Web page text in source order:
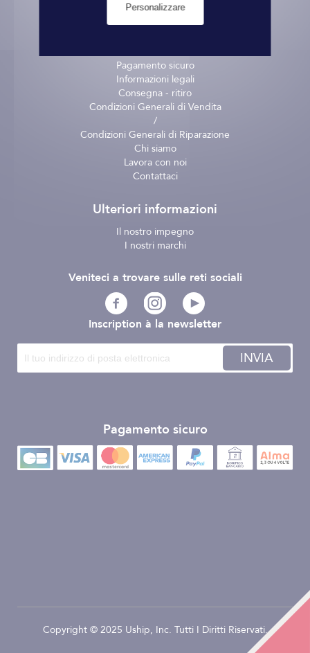
Pagamento sicuro
Informazioni legali
Consegna - ritiro
Condizioni Generali di Vendita
/
Condizioni Generali di Riparazione
Chi siamo
Lavora con noi
Contattaci
Ulteriori informazioni
Il nostro impegno
I nostri marchi
Inscription à la newsletter
INVIA
Pagamento sicuro
Veniteci a trovare sulle reti sociali
Copyright © 2025 Uship, Inc. Tutti I Diritti Riservati.
Personalizzare